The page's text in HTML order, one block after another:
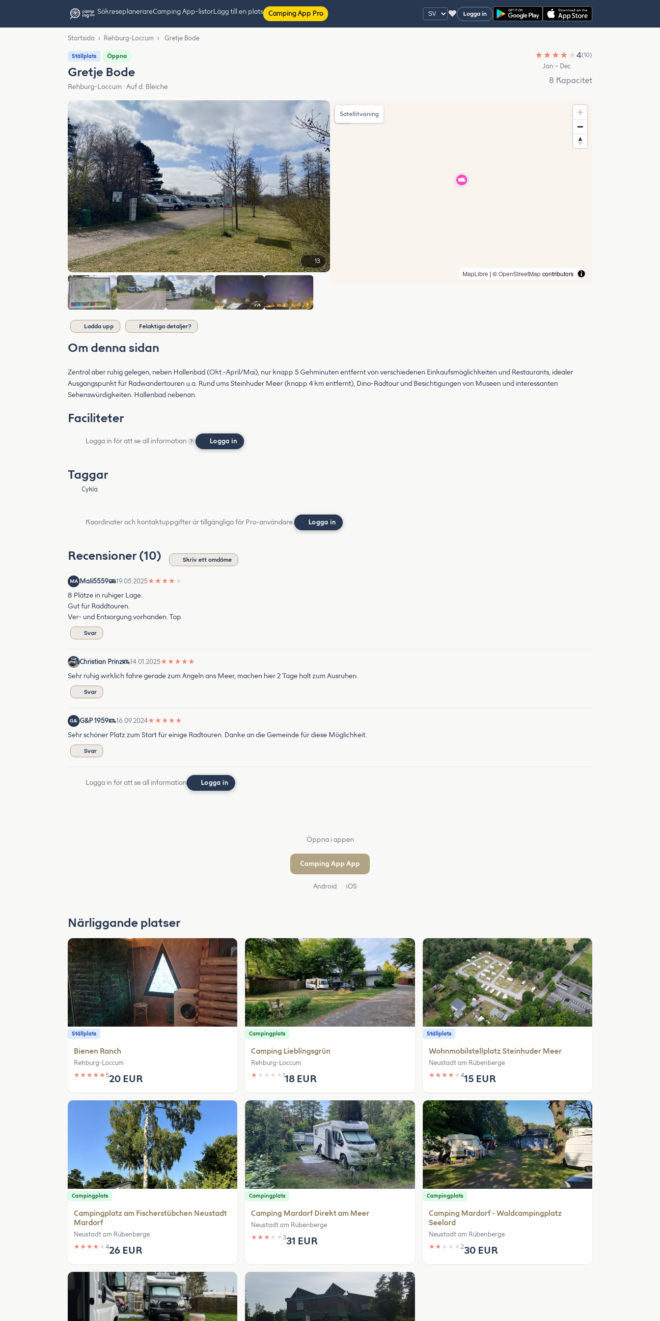
SökreseplanerareCamping App-listorLägg till en plats Camping App Pro ♥ Logga in
Startsida › Rehburg-Loccum › Gretje Bode
Ställplats Öppna
Gretje Bode
Rehburg-Loccum · Auf d. Bleiche
★ ★ ★ ★ ★4(10)
Jan – Dec
8 Kapacitet
13
MapLibre | ©OpenStreetMapcontributors
Satellitvisning
Ladda upp Felaktiga detaljer?
Om denna sidan
Zentral aber ruhig gelegen, neben Hallenbad (Okt.-April/Mai), nur knapp 5 Gehminuten entfernt von verschiedenen Einkaufsmöglichkeiten und Restaurants, idealer
Ausgangspunkt für Radwandertouren u.a. Rund ums Steinhuder Meer (knapp 4 km entfernt), Dino-Radtour und Besichtigungen von Museen und interessanten
Sehenswürdigkeiten. Hallenbad nebenan.
Faciliteter
Logga in för att se all information ? Logga in
Taggar
Cykla
Koordinater och kontaktuppgifter är tillgängliga för Pro-användare. Logga in
Recensioner (10) Skriv ett omdöme
MA Mali5559 19.05.2025★ ★ ★ ★ ★
8 Plätze in ruhiger Lage.
Gut für Raddtouren.
Ver- und Entsorgung vorhanden. Top
Svar
Christian Prinz 14.01.2025★ ★ ★ ★ ★
Sehr ruhig wirklich fahre gerade zum Angeln ans Meer, machen hier 2 Tage halt zum Ausruhen.
Svar
G& G&P 1959 16.09.2024★ ★ ★ ★ ★
Sehr schöner Platz zum Start für einige Radtouren. Danke an die Gemeinde für diese Möglichkeit.
Svar
Logga in för att se all information Logga in
Öppna i appen
Camping App App
Android iOS
Närliggande platser
Ställplats
Bienen Ranch
Rehburg-Loccum
★ ★ ★ ★ ★520 EUR
Campingplats
Camping Lieblingsgrün
Rehburg-Loccum
★ ★ ★ ★ ★118 EUR
Ställplats
Wohnmobilstellplatz Steinhuder Meer
Neustadt am Rübenberge
★ ★ ★ ★ ★ 415 EUR
Campingplats
Campingplatz am Fischerstübchen Neustadt
Mardorf
Neustadt am Rübenberge
★ ★ ★ ★ ★ 426 EUR
Campingplats
Camping Mardorf Direkt am Meer
Neustadt am Rübenberge
★ ★ ★ ★ ★331 EUR
Campingplats
Camping Mardorf - Waldcampingplatz
Seelord
Neustadt am Rübenberge
★ ★ ★ ★ ★ 230 EUR